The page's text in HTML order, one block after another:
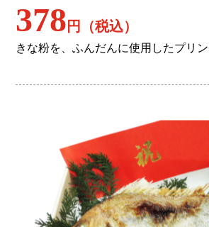
378 円（税込）
きな粉を、ふんだんに使用したプリン